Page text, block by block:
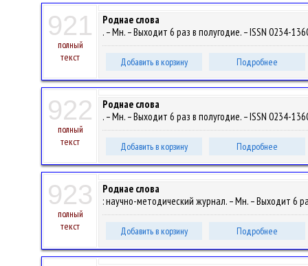
921
полный
текст
Роднае слова
. – Мн. – Выходит 6 раз в полугодие. – ISSN 0234-
Добавить в корзину Подробнее
922
полный
текст
Роднае слова
. – Мн. – Выходит 6 раз в полугодие. – ISSN 0234-
Добавить в корзину Подробнее
923
полный
текст
Роднае слова
: научно-методический журнал. – Мн. – Выходит 6
Добавить в корзину Подробнее